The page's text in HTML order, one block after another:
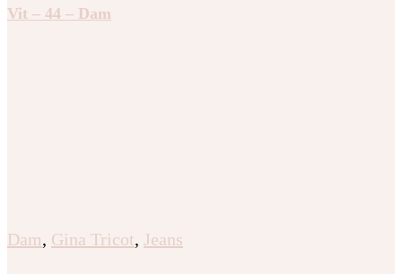
Vit – 44 – Dam
Dam, Gina Tricot, Jeans